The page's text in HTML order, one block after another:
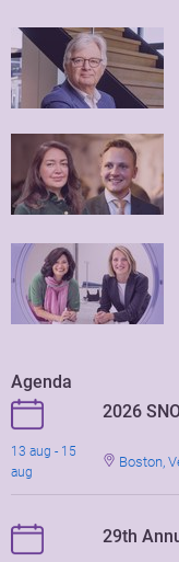
Agenda
2026
13 aug - 15
aug
Boston,
29th